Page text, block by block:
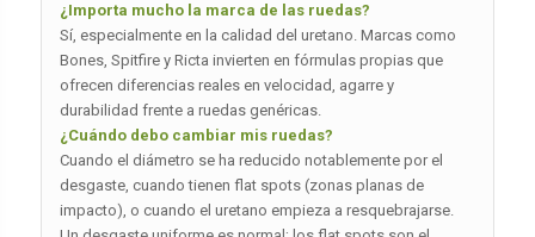
¿Importa mucho la marca de las ruedas?
Sí, especialmente en la calidad del uretano. Marcas como
Bones, Spitfire y Ricta invierten en fórmulas propias que
ofrecen diferencias reales en velocidad, agarre y
durabilidad frente a ruedas genéricas.
¿Cuándo debo cambiar mis ruedas?
Cuando el diámetro se ha reducido notablemente por el
desgaste, cuando tienen flat spots (zonas planas de
impacto), o cuando el uretano empieza a resquebrajarse.